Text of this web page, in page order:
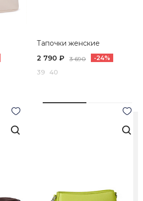
Тапочки женские
2 790 ₽
3 690 -24%
39 40